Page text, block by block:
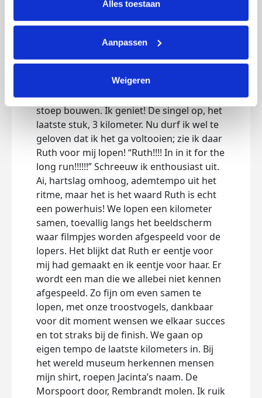
Alles toestaan
Aanpassen
Weigeren
haar is. Naar om dit te zien. Ik verbaas me
erover dat dit kan gebeuren, voel je dit
Leidse stamgasten van de kroegen die ik
passeer en studenten die feestjes op hun
stoep bouwen. Ik geniet! De singel op, het
laatste stuk, 3 kilometer. Nu durf ik wel te
geloven dat ik het ga voltooien; zie ik daar
Ruth voor mij lopen! “Ruth!!!! In in it for the
long run!!!!!!” Schreeuw ik enthousiast uit.
Ai, hartslag omhoog, ademtempo uit het
ritme, maar het is het waard Ruth is echt
een powerhuis! We lopen een kilometer
samen, toevallig langs het beeldscherm
waar filmpjes worden afgespeeld voor de
lopers. Het blijkt dat Ruth er eentje voor
mij had gemaakt en ik eentje voor haar. Er
wordt een man die we allebei niet kennen
afgespeeld. Zo fijn om even samen te
lopen, met onze troostvogels, dankbaar
voor dit moment wensen we elkaar succes
en tot straks bij de finish. We gaan op
eigen tempo de laatste kilometers in. Bij
het wereld museum herkennen mensen
mijn shirt, roepen Jacinta’s naam. De
Morspoort door, Rembrandt molen. Ik ruik